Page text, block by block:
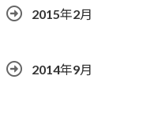
2015年2月
2014年9月